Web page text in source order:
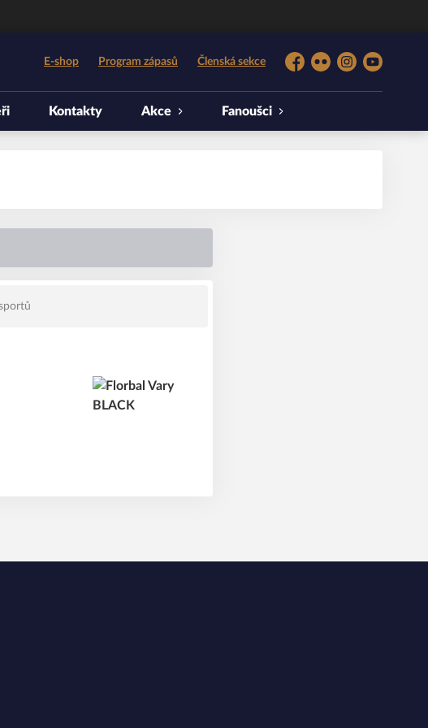
E-shop Program zápasů Členská sekce
Facebook
FlickrInstagramYouTube
Kontakty Akce Fanoušci